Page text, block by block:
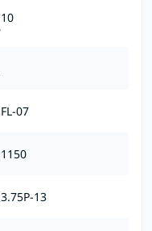
10
FL-07
1150
3.75P-13